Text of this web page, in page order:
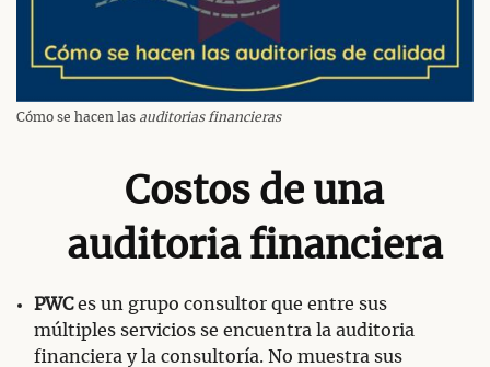
Cómo se hacen las auditorias financieras
Costos de una
auditoria financiera
PWCes un grupo consultor que entre sus
múltiples servicios se encuentra la auditoria
financiera y la consultoría. No muestra sus